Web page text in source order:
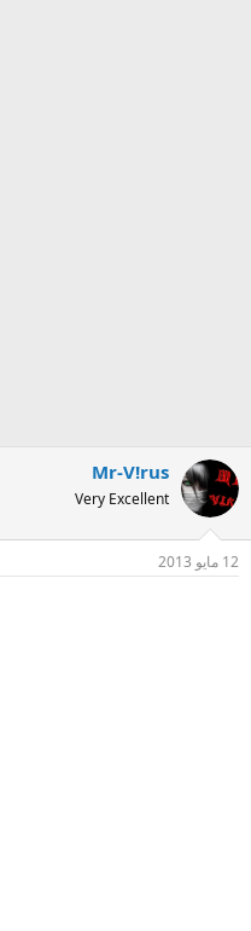
Mr-V!rus
Very Excellent
12 مايو 2013